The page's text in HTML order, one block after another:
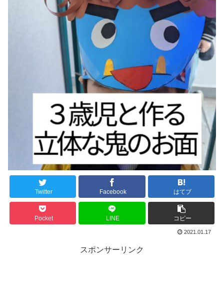
Twitter Facebook はてブ
Pocket LINE コピー
2021.01.17
スポンサーリンク